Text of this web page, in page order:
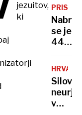
jezuitov,
ki
zaradi
seksa,
peš
Brezje
pošiljk
za
v
ZDA
se je
44
Denar
a ne
vemo,
koliko
neurje
v